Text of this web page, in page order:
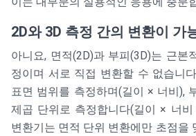
2D와 3D 측정 간의 변환이 가
아니요, 면적(2D)과 부피(3D)는 근본
정이며 서로 직접 변환할 수 없습니
표면 범위를 측정하며(길이 × 너비),
제곱 단위로 측정합니다(길이 × 너
변환기는 면적 단위 변환에만 초점을